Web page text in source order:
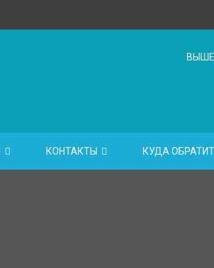
КОНТАКТЫ КУДА